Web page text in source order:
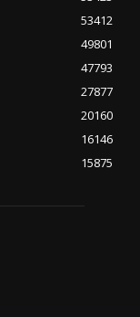
53412
49801
47793
27877
20160
16146
15875